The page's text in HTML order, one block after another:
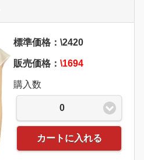
標準価格：\2420
販売価格： \1694
購入数
0
カートに入れる